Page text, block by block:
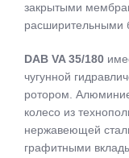
закрытыми
расширительными
DAB VA 35/180
чугунной
ротором.
колесо из
нержавеющей
графитными